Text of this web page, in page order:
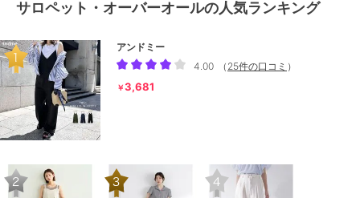
サロペット・オーバーオールの人気ランキング
アンドミー
4.00
（ 25件の口コミ ）
￥3,681